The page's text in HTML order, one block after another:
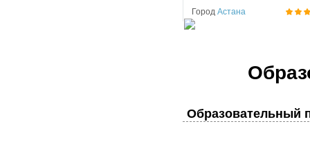
Город Астана
Образовательный